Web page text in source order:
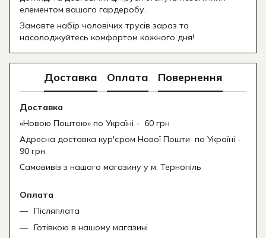
елементом вашого гардеробу.
Замовте набір чоловічих трусів зараз та
насолоджуйтесь комфортом кожного дня!
Доставка Оплата Повернення
Доставка
«Новою Поштою» по Україні - 60 грн
Адресна доставка кур'єром Нової Пошти по Україні -
90 грн
Самовивіз з нашого магазину у м. Тернопіль
Оплата
Післяплата
Готівкою в нашому магазині